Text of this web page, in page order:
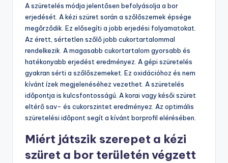
A szüretelés módja jelentősen befolyásolja a bor
erjedését. A kézi szüret során a szőlőszemek épsége
megőrződik. Ez elősegíti a jobb erjedési folyamatokat.
Az érett, sértetlen szőlő jobb cukortartalommal
rendelkezik. A magasabb cukortartalom gyorsabb és
hatékonyabb erjedést eredményez. A gépi szüretelés
gyakran sérti a szőlőszemeket. Ez oxidációhoz és nem
kívánt ízek megjelenéséhez vezethet. A szüretelés
időpontja is kulcsfontosságú. A korai vagy késői szüret
eltérő sav- és cukorszintet eredményez. Az optimális
szüretelési időpont segít a kívánt borprofil elérésében.
Miért játszik szerepet a kézi
szüret a bor területén végzett